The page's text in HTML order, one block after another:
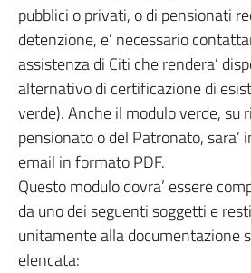
pubblici o privati, o di pensionati
detenzione, e’ necessario
assistenza di Citi che rendera’
alternativo di certificazione di
verde). Anche il modulo verde, su
pensionato o del Patronato, sara’
email in formato PDF.
Questo modulo dovra’ essere
da uno dei seguenti soggetti e
unitamente alla documentazione
elencata: